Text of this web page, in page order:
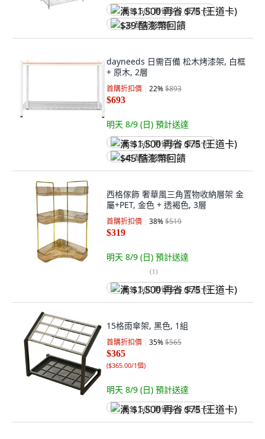
满 $1,500 再省 $75 (王道卡)
$39 酷澎幣回饋
dayneeds 日需百備 松木烤漆架, 白框
+ 原木, 2層
首購折扣價 22%$893
$693
明天 8/9 (日) 預計送達
满 $1,500 再省 $75 (王道卡)
$45 酷澎幣回饋
西格傢飾 奢華風三角置物收納層架 金
屬+PET, 金色 + 透褐色, 3層
首購折扣價 38%$519
$319
明天 8/9 (日) 預計送達
(1)
满 $1,500 再省 $75 (王道卡)
15格雨傘架, 黑色, 1組
首購折扣價 35%$565
$365
($365.00/1個)
明天 8/9 (日) 預計送達
满 $1,500 再省 $75 (王道卡)